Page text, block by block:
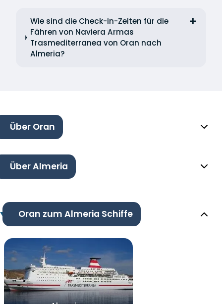
Wie sind die Check-in-Zeiten für die
Fähren von Naviera Armas
Trasmediterranea von Oran nach
Almeria?
Über Oran
Über Almeria
Oran zum Almeria Schiffe